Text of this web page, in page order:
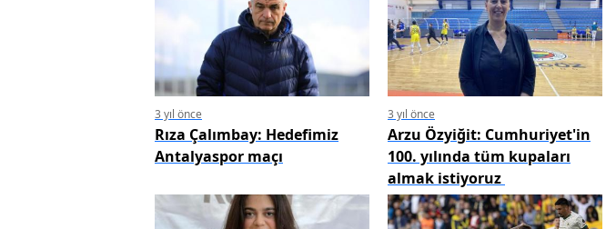
3 yıl önce
Rıza Çalımbay: Hedefimiz
Antalyaspor maçı
3 yıl önce
Arzu Özyiğit: Cumhuriyet'in
100. yılında tüm kupaları
almak istiyoruz